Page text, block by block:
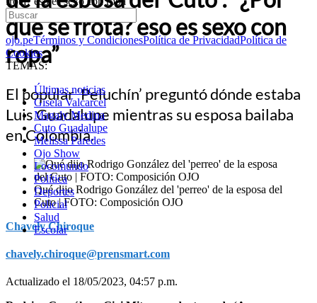
ojo.peTérminos y CondicionesPolítica de PrivacidadPolítica de
Cookies
TEMAS:
Últimas noticias
Gisela Valcarcel
Magaly Medina
Cuto Guadalupe
Melissa Paredes
Ojo Show
Locomundo
Política
Deportes
Policial
Salud
Escolar
qué se frota? eso es sexo con
ropa”
El popular ‘Peluchín’ preguntó dónde estaba
Luis Guadalupe mientras su esposa bailaba
en Colombia.
Qué dijo Rodrigo González del 'perreo' de la esposa del
Cuto | FOTO: Composición OJO
Chavely Chiroque
chavely.chiroque@prensmart.com
Actualizado el 18/05/2023, 04:57 p.m.